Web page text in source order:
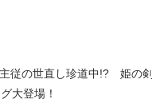
従の世直し珍道中!? 姫の剣
大登場！